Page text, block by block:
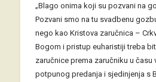
„Blago onima koji su pozvani na
Pozvani smo na tu svadbenu
nego kao Kristova zaručnica –
Bogom i pristup euharistiji treba
zaručnice prema zaručniku u času
potpunog predanja i sjedinjenja s